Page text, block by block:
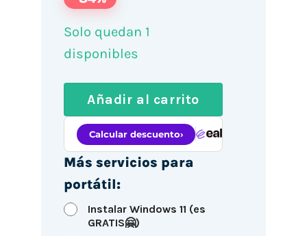
Solo quedan 1
disponibles
Añadir al carrito
Más servicios para
portátil:
Instalar Windows 11 (es
GRATIS🤗)